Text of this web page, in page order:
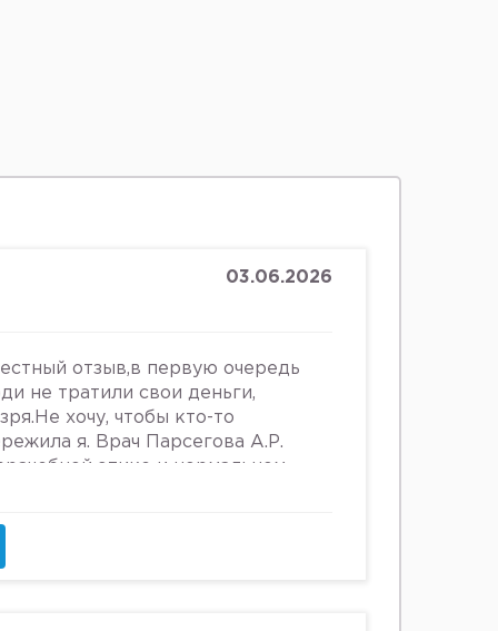
03.06.2026
отзыв,в первую очередь
не тратили свои деньги,
хочу, чтобы кто-то
я. Врач Парсегова А.Р.
этике и нормальном
врач, тем более женщина,
женщин, убивать в них